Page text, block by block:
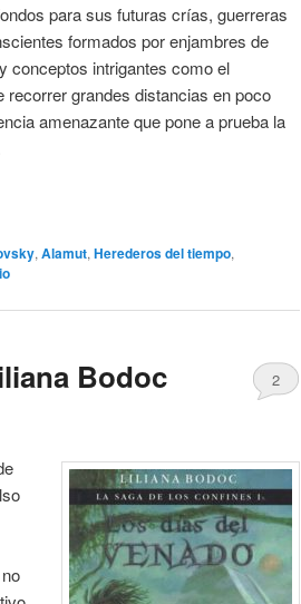
para sus futuras crías, guerreras
formados por enjambres de
conceptos intrigantes como el
recorrer grandes distancias en poco
amenazante que pone a prueba la
, Alamut, Herederos del tiempo,
Bodoc 2